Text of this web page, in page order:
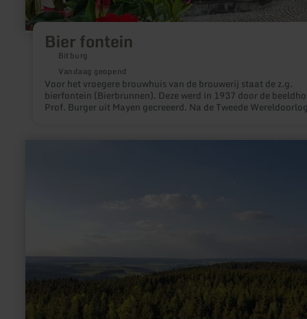
Bier fontein
Bitburg
Vandaag geopend
Voor het vroegere brouwhuis van de brouwerij staat de z.g.
bierfontein (Bierbrunnen). Deze werd in 1937 door de
Prof. Burger uit Mayen gecreeerd. Na de Tweede
bei